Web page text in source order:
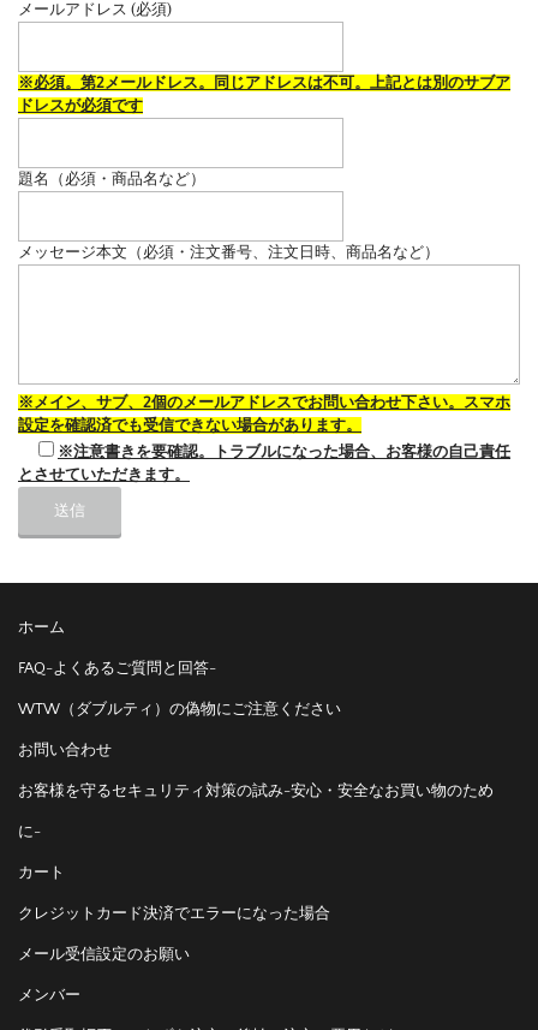
メールアドレス (必須)
※必須。第2メールドレス。同じアドレスは不可。上記とは別のサブア
ドレスが必須です
題名（必須・商品名など）
メッセージ本文（必須・注文番号、注文日時、商品名など）
※メイン、サブ、2個のメールアドレスでお問い合わせ下さい。スマホ
設定を確認済でも受信できない場合があります。
※注意書きを要確認。トラブルになった場合、お客様の自己責任
とさせていただきます。
ホーム
FAQ-よくあるご質問と回答-
WTW（ダブルティ）の偽物にご注意ください
お問い合わせ
お客様を守るセキュリティ対策の試み-安心・安全なお買い物のため
に-
カート
クレジットカード決済でエラーになった場合
メール受信設定のお願い
メンバー